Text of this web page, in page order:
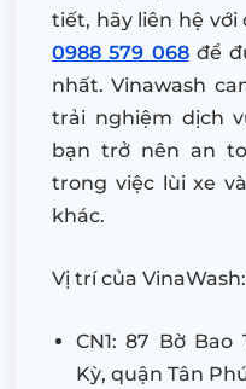
tiết, hãy liên hệ với
0988 579 068để
nhất. Vinawash
trải nghiệm dịch
bạn trở nên an
trong việc lùi xe
khác.
Vị trí của VinaWash:
CN1: 87 Bờ Bao
Kỳ, quận Tân